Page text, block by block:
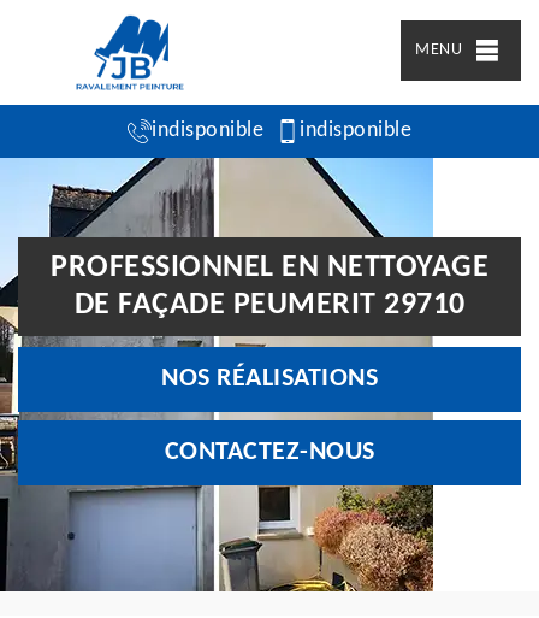
MENU
indisponible indisponible
PROFESSIONNEL EN NETTOYAGE
DE FAÇADE PEUMERIT 29710
NOS RÉALISATIONS
CONTACTEZ-NOUS